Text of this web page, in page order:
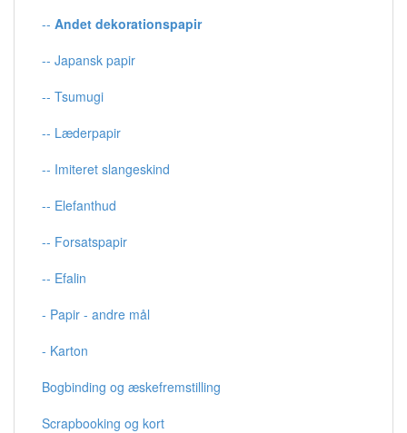
-- Andet dekorationspapir
-- Japansk papir
-- Tsumugi
-- Læderpapir
-- Imiteret slangeskind
-- Elefanthud
-- Forsatspapir
-- Efalin
- Papir - andre mål
- Karton
Bogbinding og æskefremstilling
Scrapbooking og kort